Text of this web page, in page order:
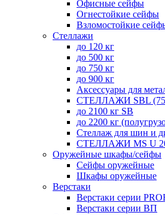
Офисные сейфы
Огнестойкие сейфы
Взломостойкие
Стеллажи
до 120 кг
до 500 кг
до 750 кг
до 900 кг
Аксессуары для
СТЕЛЛАЖИ SBL
до 2100 кг SB
до 2200 кг
Стеллаж для шин и
СТЕЛЛАЖИ MS U
Оружейные шкафы/сейфы
Сейфы оружейные
Шкафы оружейные
Верстаки
Верстаки серии
Верстаки серии ВП